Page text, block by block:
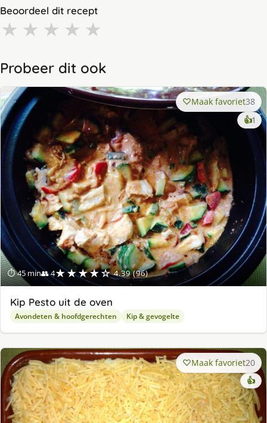
Beoordeel dit recept
★ ★ ★ ★ ★
Probeer dit ook
⏱ 45 min👥 4★★★★☆ 4.39 (96)
Maak favoriet38
👍1
Kip Pesto uit de oven
Avondeten & hoofdgerechten Kip & gevogelte
Maak favoriet20
👍